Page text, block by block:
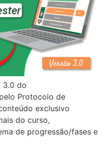
3.0 do
Protocolo de
exclusivo
do curso,
de progressão/fases e